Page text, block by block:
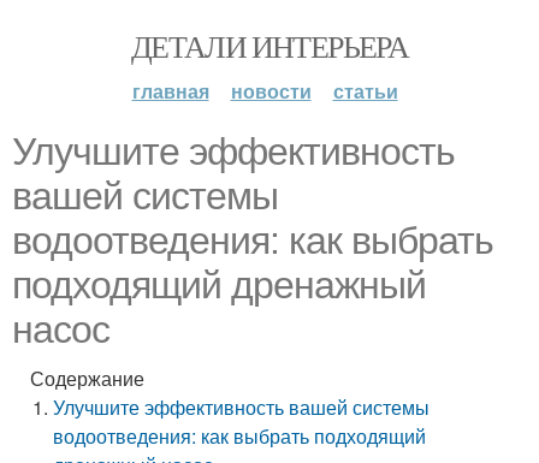
ДЕТАЛИ ИНТЕРЬЕРА
главная новости статьи
Улучшите эффективность
вашей системы
водоотведения: как выбрать
подходящий дренажный
насос
Содержание
Улучшите эффективность вашей системы
водоотведения: как выбрать подходящий